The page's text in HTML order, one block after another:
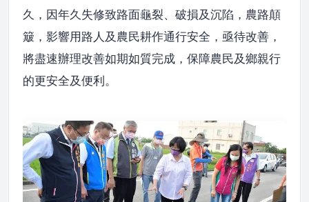
久，因年久失修致路面龜裂、破損及沉陷，農路顛
簸，影響用路人及農民耕作通行安全，亟待改善，
將盡速辦理改善如期如質完成，保障農民及鄉親行
的更安全及便利。